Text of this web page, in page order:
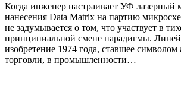
Когда инженер настраивает УФ лазерный
нанесения Data Matrix на партию
не задумывается о том, что участвует в
принципиальной смене парадигмы.
изобретение 1974 года, ставшее символом
торговли, в промышленности…